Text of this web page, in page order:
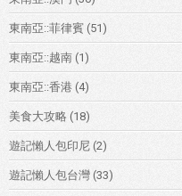
東南亞::菲律賓 (51)
東南亞::越南 (1)
東南亞::香港 (4)
美食大攻略 (18)
遊記懶人包印尼 (2)
遊記懶人包台灣 (33)